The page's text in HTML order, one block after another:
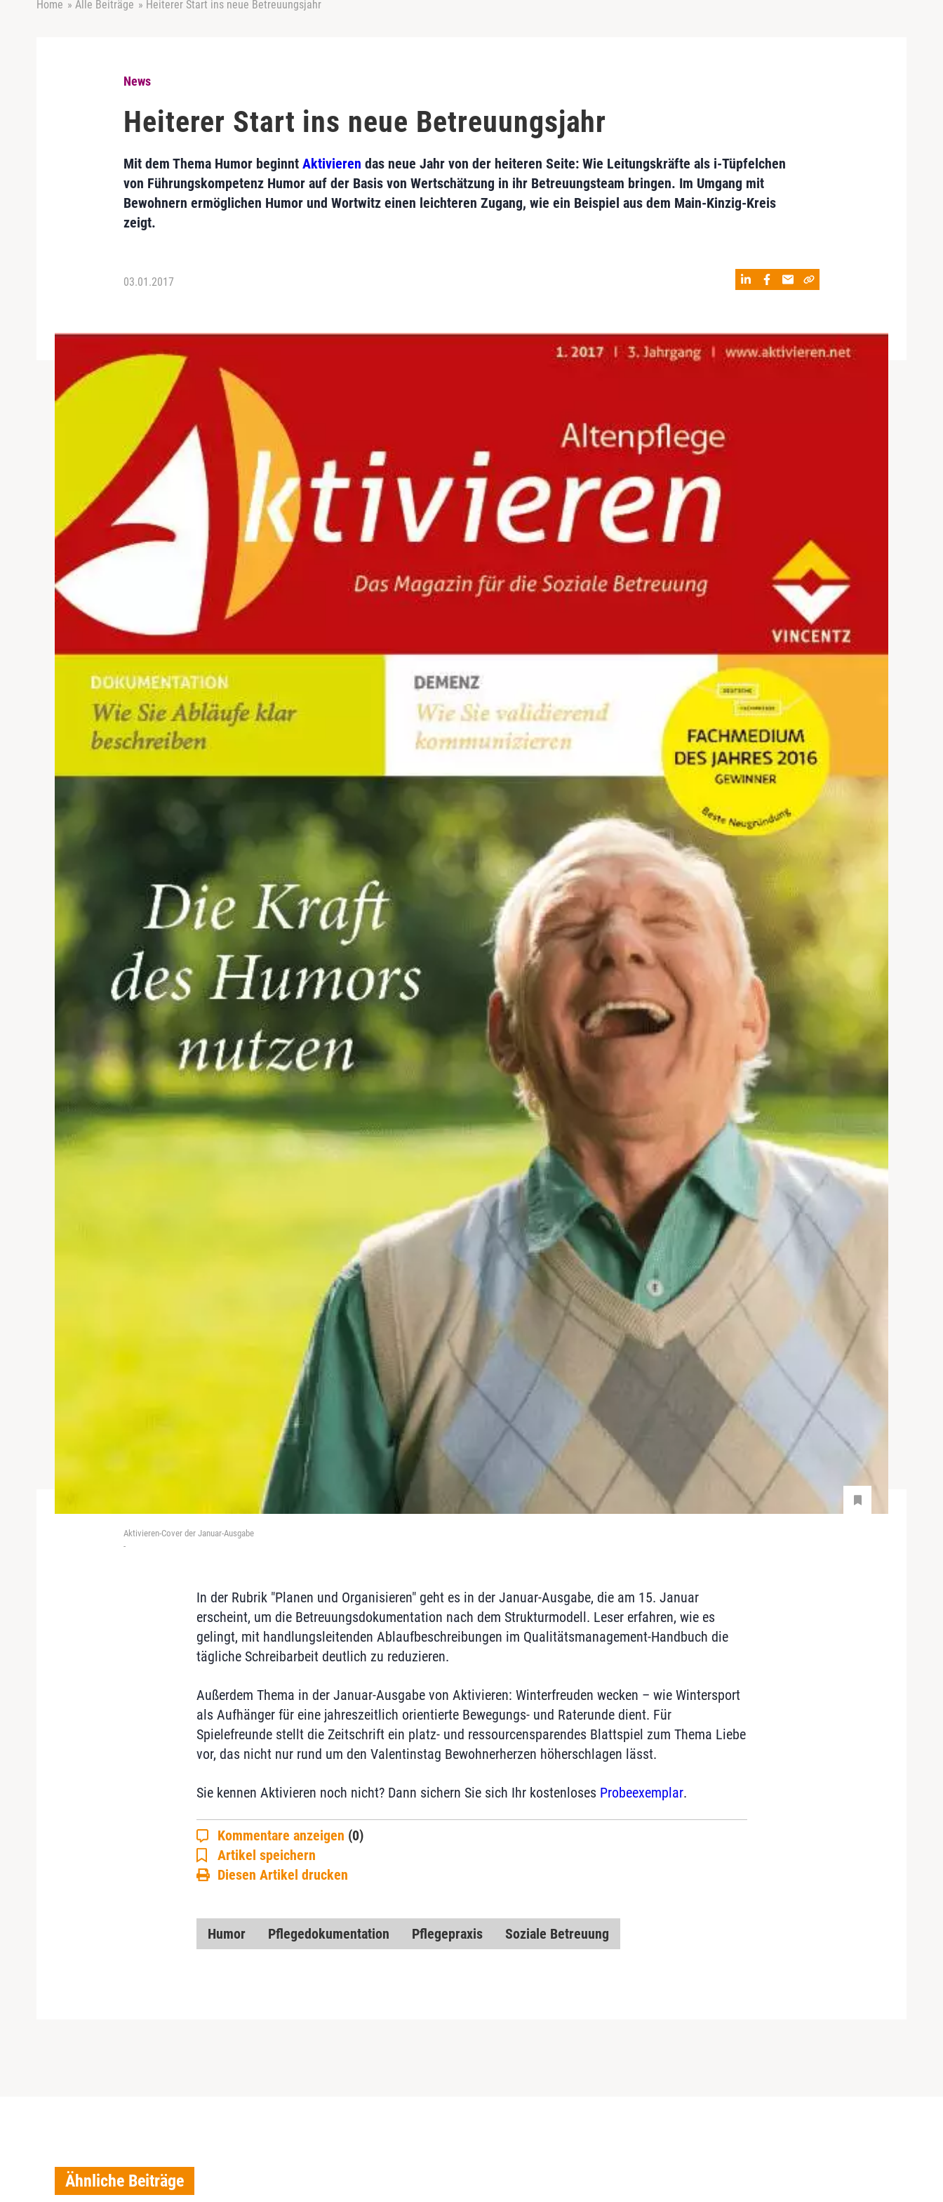
Home » Alle Beiträge » Heiterer Start ins neue Betreuungsjahr
News
Heiterer Start ins neue Betreuungsjahr
Mit dem Thema Humor beginnt Aktivieren das neue Jahr von der heiteren Seite: Wie Leitungskräfte als i-Tüpfelchen
von Führungskompetenz Humor auf der Basis von Wertschätzung in ihr Betreuungsteam bringen. Im Umgang mit
Bewohnern ermöglichen Humor und Wortwitz einen leichteren Zugang, wie ein Beispiel aus dem Main-Kinzig-Kreis
zeigt.
03.01.2017
Aktivieren-Cover der Januar-Ausgabe
-
In der Rubrik "Planen und Organisieren" geht es in der Januar-Ausgabe, die am 15. Januar
erscheint, um die Betreuungsdokumentation nach dem Strukturmodell. Leser erfahren, wie es
gelingt, mit handlungsleitenden Ablaufbeschreibungen im Qualitätsmanagement-Handbuch die
tägliche Schreibarbeit deutlich zu reduzieren.
Außerdem Thema in der Januar-Ausgabe von Aktivieren: Winterfreuden wecken – wie Wintersport
als Aufhänger für eine jahreszeitlich orientierte Bewegungs- und Raterunde dient. Für
Spielefreunde stellt die Zeitschrift ein platz- und ressourcensparendes Blattspiel zum Thema Liebe
vor, das nicht nur rund um den Valentinstag Bewohnerherzen höherschlagen lässt.
Sie kennen Aktivieren noch nicht? Dann sichern Sie sich Ihr kostenloses Probeexemplar.
Kommentare anzeigen (0)
Artikel speichern
Diesen Artikel drucken
Humor Pflegedokumentation Pflegepraxis Soziale Betreuung
Ähnliche Beiträge